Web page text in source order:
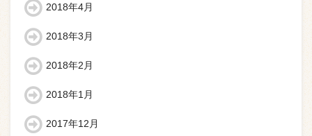
2018年4月
2018年3月
2018年2月
2018年1月
2017年12月